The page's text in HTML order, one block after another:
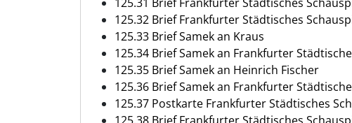
125.32 Brief Frankfurter Städtisches
125.33 Brief Samek an Kraus
125.34 Brief Samek an Frankfurter
125.35 Brief Samek an Heinrich Fischer
125.36 Brief Samek an Frankfurter
125.37 Postkarte Frankfurter Städtisches